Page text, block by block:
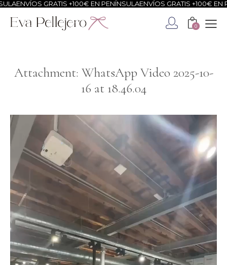
ENVÍOS GRATIS +100€ EN PENÍNSULAENVÍOS GRATIS +100€ EN
0
Attachment: WhatsApp Video 2025-10-
16 at 18.46.04
Reproductor
vídeo